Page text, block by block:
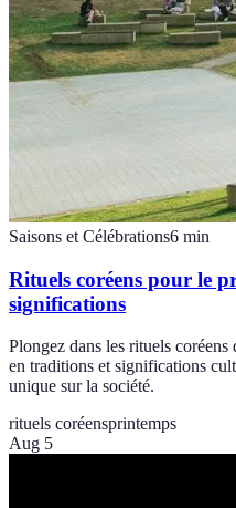
Saisons et Célébrations6 min
Rituels coréens pour le
significations
Plongez dans les rituels
en traditions et significations
unique sur la société.
rituels coréensprintemps
Aug 5